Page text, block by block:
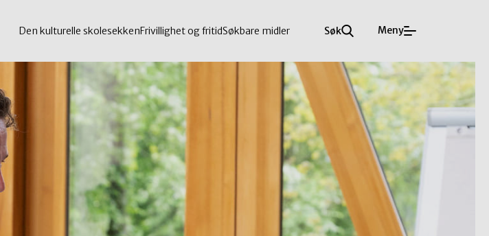
Den kulturelle skolesekkenFrivillighet og fritidSøkbare midler Søk Meny